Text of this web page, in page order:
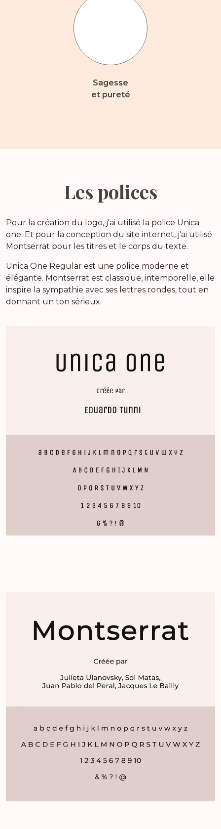
Sagesse
et pureté
Les polices
Pour la création du logo, j'ai utilisé la police Unica
one. Et pour la conception du site internet, j'ai utilisé
Montserrat pour les titres et le corps du texte.
Unica One Regular est une police moderne et
élégante. Montserrat est classique, intemporelle, elle
inspire la sympathie avec ses lettres rondes, tout en
donnant un ton sérieux.